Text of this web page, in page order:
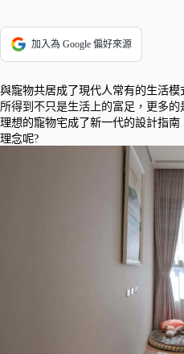
加入為 Google 偏好來源
與寵物共居成了現代人常有的生活模
所得到不只是生活上的富足，更多
理想的寵物宅成了新一代的設計指
理念呢?